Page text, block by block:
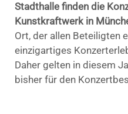
Stadthalle finden die
Kunstkraftwerk in
Ort, der allen Beteiligten
einzigartiges
Daher gelten in diesem
bisher für den